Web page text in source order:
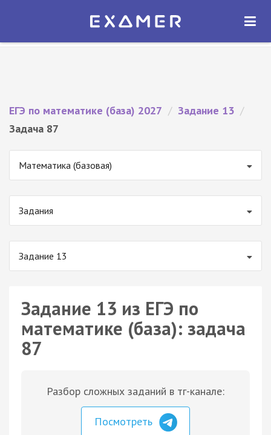
Экзамер — ЕГЭ 2027
ОТКРЫТЬ
ЕГЭ по математике (база) 2027 / Задание 13 /
Задача 87
Математика (базовая)
Задания
Задание 13
Задание 13 из ЕГЭ по
математике (база): задача
87
Разбор сложных заданий в тг-канале:
Посмотреть